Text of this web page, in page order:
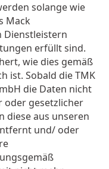
solange wie
Mack
Dienstleistern
erfüllt sind.
wie dies gemäß
ist. Sobald die TMK
die Daten nicht
oder gesetzlicher
diese aus unseren
und/ oder